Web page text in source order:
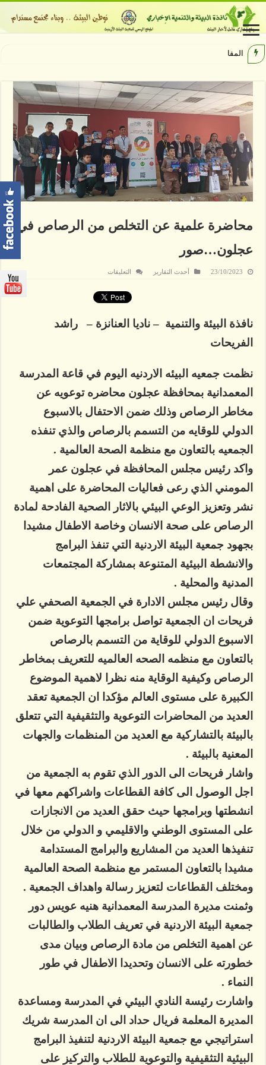
المقام العراقي ي
محاضرة علمية عن التخلص من الرصاص في
عجلون…صور
23/10/2023 أحدث التقارير التعليقات
عن
التخلص
في
عجلون…
نافذة البيئة والتنمية – ناديا العنانزة – راشد
الفريحات
نظمت جمعيه البيئه الاردنيه اليوم في قاعة المدرسة
المعمدانية بمحافظة عجلون محاضره توعويه عن
مخاطر الرصاص وذلك ضمن الاحتفال بالاسبوع
الدولي للوقايه من التسمم بالرصاص والذي تنفذه
الجمعيه بالتعاون مع منظمة الصحة العالمية .
واكد رئيس مجلس المحافظة في عجلون عمر
المومني الذي رعى فعاليات المحاضرة على اهمية
نشر وتعزيز الوعي البيئي بالاثار الصحية الفادحة لمادة
الرصاص على صحة الانسان وخاصة الاطفال مشيدا
بجهود جمعية البيئة الاردنية التي تنفذ البرامج
والانشطة البيئية المتنوعة بمشاركة المجتمعات
المدنية والمحلية .
وقال رئيس مجلس الادارة في الجمعية الصحفي علي
فريحات ان الجمعية تواصل برامجها التوعوية ضمن
الاسبوع الدولي للوقاية من التسمم بالرصاص
بالتعاون مع منظمه الصحه العالميه للتعريف بمخاطر
الرصاص وكيفية الوقاية منه نظرا لاهمية الموضوع
الكبيرة على مستوى العالم مؤكدا ان الجمعية تعقد
العديد من المحاضرات التوعوية والتثقيفية التي تتعلق
بالبيئة بالتشاركية مع العديد من المنظمات والجهات
المعنية بالبيئة .
واشار فريحات الى الدور الذي تقوم به الجمعية من
اجل الوصول الى كافة القطاعات واشراكهم معها في
انشطتها وبرامجها حيث حقق العديد من الانجازات
على المستوى الوطني والاقليمي و الدولي من خلال
تنفيذها العديد من المشاريع والبرامج المستدامة
مشيدا بالتعاون المستمر مع منظمة الصحة العالمية
ومختلف القطاعات لتعزيز رسالة واهداف الجمعية .
وثمنت مديرة المدرسة المعمدانية هنيه عويس دور
جمعية البيئة الاردنية في تعريف الطلاب والطالبات
عن اهمية التخلص من مادة الرصاص وبيان مدى
خطورته على الانسان وتحديدا الاطفال في طور
النماء .
واشارت رئيسة النادي البيئي في المدرسة ومساعدة
المديرة المعلمة فريال حداد الى ان المدرسة شريك
استراتيجي مع جمعية البيئة الاردنية لتنفيذ البرامج
البيئية التثقيفية والتوعوية للطلاب والتركيز على